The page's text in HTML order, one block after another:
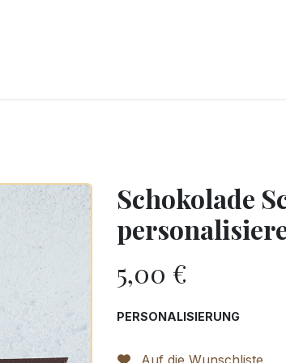
Schokolade
5,00 €
PERSONALISIERUNG
Auf die Wunschliste